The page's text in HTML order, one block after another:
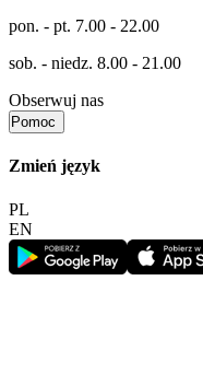
pon. - pt. 7.00 - 22.00
sob. - niedz. 8.00 - 21.00
Obserwuj nas
Pomoc
Zmień język
PL
EN